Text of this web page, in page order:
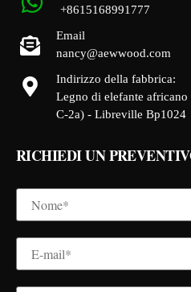
+8615168991777
Email
nancy@aewwood.com
Indirizzo della fabbrica:
Legno di elefante
C-2a) - Libreville Bp1024
RICHIEDI UN